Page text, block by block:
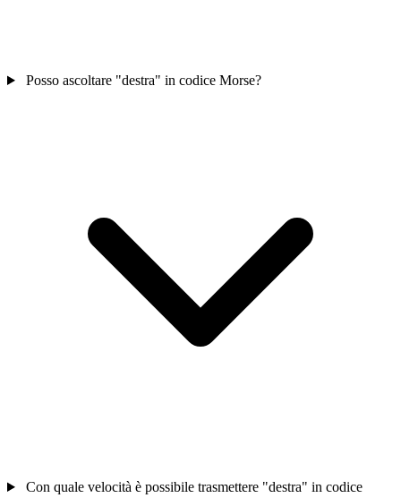
Posso ascoltare "destra" in codice Morse?
Con quale velocità è possibile trasmettere "destra" in codice